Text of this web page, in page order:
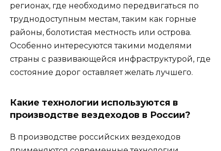
регионах, где необходимо передвигаться по
труднодоступным местам, таким как горные
районы, болотистая местность или острова.
Особенно интересуются такими моделями
страны с развивающейся инфраструктурой, где
состояние дорог оставляет желать лучшего.
Какие технологии используются в
производстве вездеходов в России?
В производстве российских вездеходов